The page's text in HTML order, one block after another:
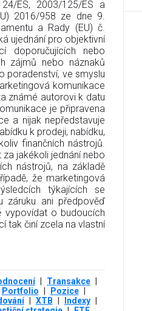
ES, 2003/125/ES a
2016/958 ze dne 9.
a Rady (EU) č.
ujednání pro objektivní
doporučujících nebo
zájmů nebo náznaků
poradenství, ve smyslu
komunikace
známé autorovi k datu
je připravena
a nijak nepředstavuje
k prodeji, nabídku,
finančních nástrojů.
jakékoli jednání nebo
nástrojů, na základě
že marketingová
týkajících se
záruku ani předpověď
vypovídat o budoucích
tak činí zcela na vlastní
| Transakce |
Portfolio | Pozice |
| XTB | Indexy |